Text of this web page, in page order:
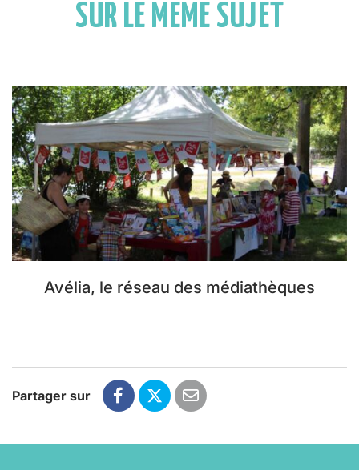
SUR LE MÊME SUJET
Avélia, le réseau des médiathèques
Partager sur